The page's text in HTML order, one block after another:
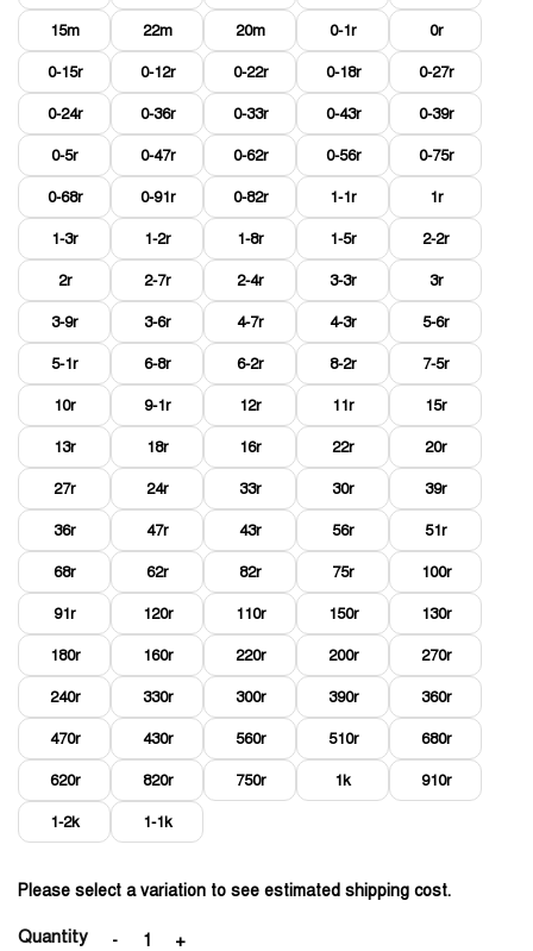
15m 22m 20m 0-1r 0r
0-15r 0-12r 0-22r 0-18r 0-27r
0-24r 0-36r 0-33r 0-43r 0-39r
0-5r 0-47r 0-62r 0-56r 0-75r
0-68r 0-91r 0-82r 1-1r 1r
1-3r 1-2r 1-8r 1-5r 2-2r
2r 2-7r 2-4r 3-3r 3r
3-9r 3-6r 4-7r 4-3r 5-6r
5-1r 6-8r 6-2r 8-2r 7-5r
10r 9-1r 12r 11r 15r
13r 18r 16r 22r 20r
27r 24r 33r 30r 39r
36r 47r 43r 56r 51r
68r 62r 82r 75r 100r
91r 120r 110r 150r 130r
180r 160r 220r 200r 270r
240r 330r 300r 390r 360r
470r 430r 560r 510r 680r
620r 820r 750r 1k 910r
1-2k 1-1k
Please select a variation to see estimated shipping cost.
Quantity